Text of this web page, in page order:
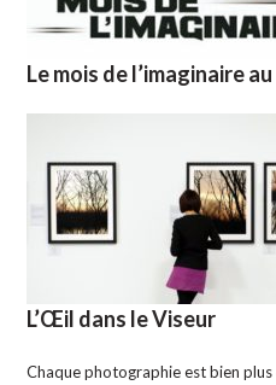
Le mois de l’imaginaire
L’Œil dans le Viseur
Chaque photographie est bien plus